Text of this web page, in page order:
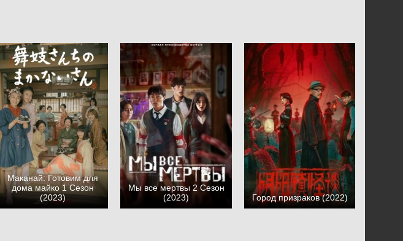
Маканай: Готовим для
дома майко 1 Сезон
(2023)
Мы все мертвы 2 Сезон
(2023)
Город призраков (2022)